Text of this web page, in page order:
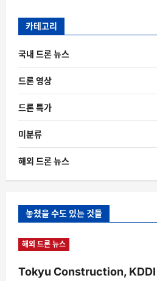
카테고리
국내 드론 뉴스
드론 영상
드론 특가
미분류
해외 드론 뉴스
놓쳤을 수도 있는 것들
해외 드론 뉴스
Tokyu Construction,